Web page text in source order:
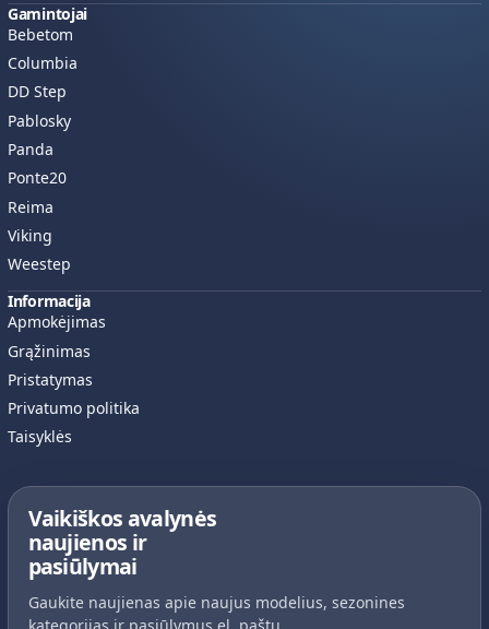
Gamintojai
Bebetom
Columbia
DD Step
Pablosky
Panda
Ponte20
Reima
Viking
Weestep
Informacija
Apmokėjimas
Grąžinimas
Pristatymas
Privatumo politika
Taisyklės
Vaikiškos avalynės
naujienos ir
pasiūlymai
Gaukite naujienas apie naujus modelius, sezonines